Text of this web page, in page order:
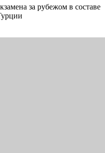
за рубежом в составе